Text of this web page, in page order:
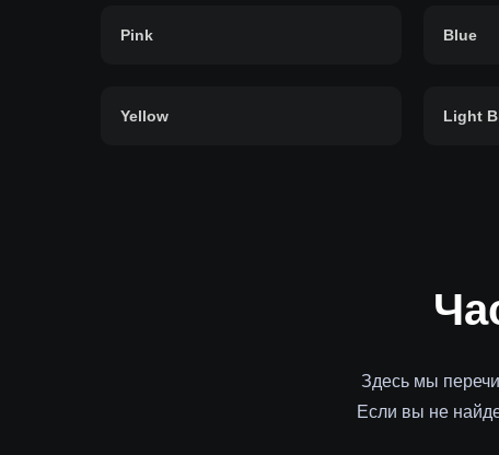
Pink Blue
Yellow Light
Здесь мы
Если вы не